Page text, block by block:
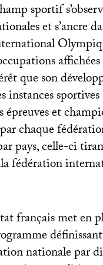
sportif
et s’ancre
que son
instances
et
chaque
pays, celle-ci
fédération
français met en
nationale par